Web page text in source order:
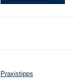
Praxistipps